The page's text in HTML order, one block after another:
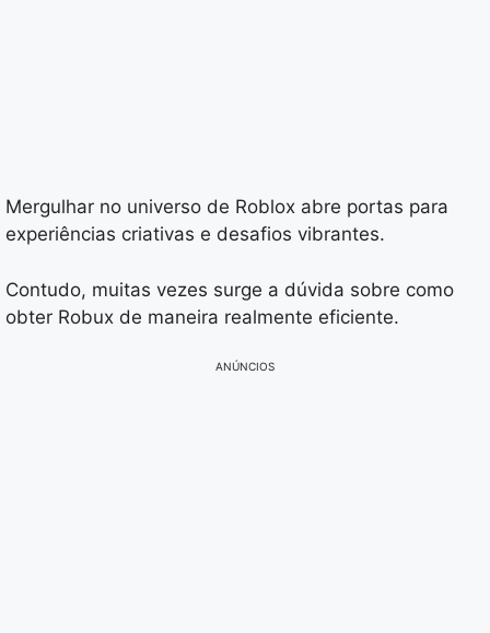
Mergulhar no universo de Roblox abre portas para
experiências criativas e desafios vibrantes.
Contudo, muitas vezes surge a dúvida sobre como
obter Robux de maneira realmente eficiente.
ANÚNCIOS